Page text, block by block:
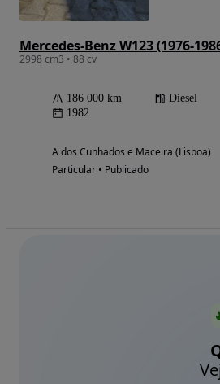
Mercedes-Benz W123 (1976-
2998 cm3 • 88 cv
186 000 km Diesel
1982
A dos Cunhados e Maceira (Lisboa)
Particular • Publicado